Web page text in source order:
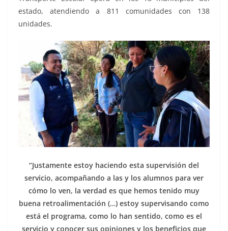
estado, atendiendo a 811 comunidades con 138
unidades.
“Justamente estoy haciendo esta supervisión del
servicio, acompañando a las y los alumnos para ver
cómo lo ven, la verdad es que hemos tenido muy
buena retroalimentación (…) estoy supervisando como
está el programa, como lo han sentido, como es el
servicio y conocer sus opiniones y los beneficios que